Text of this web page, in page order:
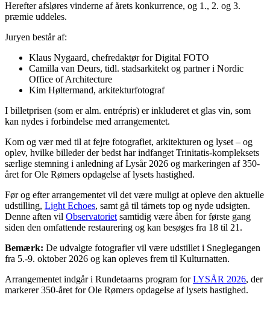
Herefter afsløres vinderne af årets konkurrence, og 1., 2. og 3.
præmie uddeles.
Juryen består af:
Klaus Nygaard, chefredaktør for Digital FOTO
Camilla van Deurs, tidl. stadsarkitekt og partner i Nordic
Office of Architecture
Kim Høltermand, arkitekturfotograf
I billetprisen (som er alm. entrépris) er inkluderet et glas vin, som
kan nydes i forbindelse med arrangementet.
Kom og vær med til at fejre fotografiet, arkitekturen og lyset – og
oplev, hvilke billeder der bedst har indfanget Trinitatis-kompleksets
særlige stemning i anledning af Lysår 2026 og markeringen af 350-
året for Ole Rømers opdagelse af lysets hastighed.
Før og efter arrangementet vil det være muligt at opleve den aktuelle
udstilling, Light Echoes, samt gå til tårnets top og nyde udsigten.
Denne aften vil Observatoriet samtidig være åben for første gang
siden den omfattende restaurering og kan besøges fra 18 til 21.
Bemærk: De udvalgte fotografier vil være udstillet i Sneglegangen
fra 5.-9. oktober 2026 og kan opleves frem til Kulturnatten.
Arrangementet indgår i Rundetaarns program forLYSÅR 2026, der
markerer 350-året for Ole Rømers opdagelse af lysets hastighed.